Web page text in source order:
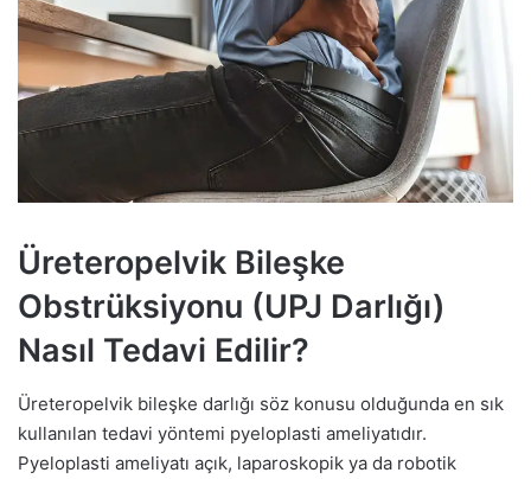
Üreteropelvik Bileşke
Obstrüksiyonu (UPJ Darlığı)
Nasıl Tedavi Edilir?
Üreteropelvik bileşke darlığı söz konusu olduğunda en sık
kullanılan tedavi yöntemi pyeloplasti ameliyatıdır.
Pyeloplasti ameliyatı açık, laparoskopik ya da robotik